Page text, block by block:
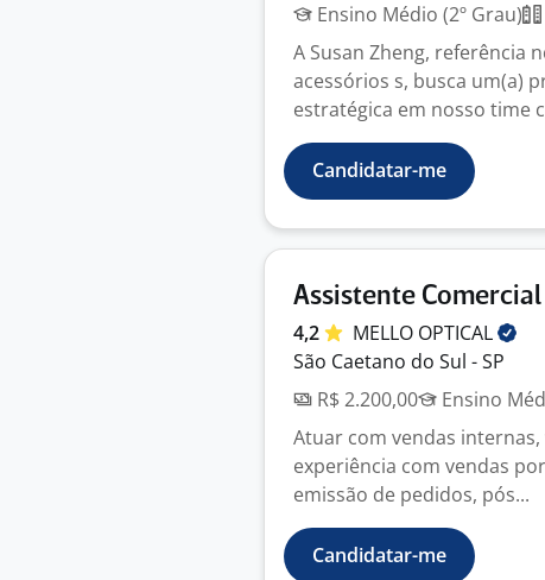
Ensino Médio (2º Grau)
A Susan Zheng, referência
acessórios s, busca um(a)
estratégica em nosso time
Candidatar-me
Assistente
4,2 MELLO OPTICAL
São Caetano do Sul - SP
R$ 2.200,00
Ensino
Atuar com vendas
experiência com vendas
emissão de pedidos, pós...
Candidatar-me